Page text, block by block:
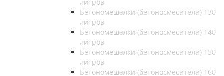
литров
Бетономешалки (бетоносмесители) 130
литров
Бетономешалки (бетоносмесители) 140
литров
Бетономешалки (бетоносмесители) 150
литров
Бетономешалки (бетоносмесители) 160